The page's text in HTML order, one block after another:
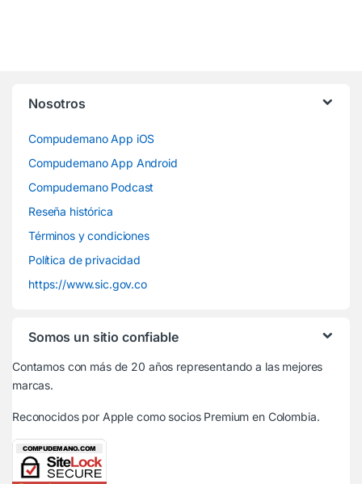
Nosotros
Compudemano App iOS
Compudemano App Android
Compudemano Podcast
Reseña histórica
Términos y condiciones
Política de privacidad
https://www.sic.gov.co
Somos un sitio confiable
Contamos con más de 20 años representando a las mejores
marcas.
Reconocidos por Apple como socios Premium en Colombia.